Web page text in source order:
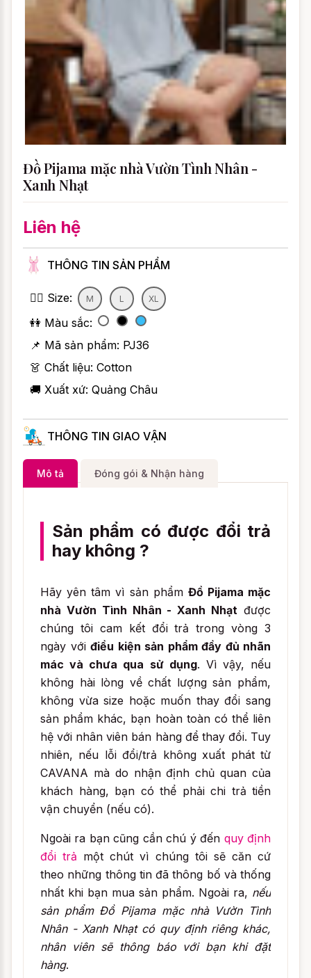
Đồ Pijama mặc nhà Vườn Tình Nhân -
Xanh Nhạt
Liên hệ
THÔNG TIN SẢN PHẨM
👯‍♀️ Size: M L XL
👭 Màu sắc:
📌 Mã sản phẩm: PJ36
👗 Chất liệu: Cotton
🚚 Xuất xứ: Quảng Châu
THÔNG TIN GIAO VẬN
Mô tả Đóng gói & Nhận hàng
Sản phẩm có được đổi trả
hay không ?
Hãy yên tâm vì sản phẩm Đồ Pijama mặc
nhà Vườn Tình Nhân - Xanh Nhạt được
chúng tôi cam kết đổi trả trong vòng 3
ngày với điều kiện sản phẩm đầy đủ nhãn
mác và chưa qua sử dụng. Vì vậy, nếu
không hài lòng về chất lượng sản phẩm,
không vừa size hoặc muốn thay đổi sang
sản phẩm khác, bạn hoàn toàn có thể liên
hệ với nhân viên bán hàng để thay đổi. Tuy
nhiên, nếu lỗi đổi/trả không xuất phát từ
CAVANA mà do nhận định chủ quan của
khách hàng, bạn có thể phải chi trả tiền
vận chuyển (nếu có).
Ngoài ra bạn cũng cần chú ý đến quy định
đổi trả một chút vì chúng tôi sẽ căn cứ
theo những thông tin đã thông bố và thống
nhất khi bạn mua sản phẩm. Ngoài ra, nếu
sản phẩm Đồ Pijama mặc nhà Vườn Tình
Nhân - Xanh Nhạt có quy định riêng khác,
nhân viên sẽ thông báo với bạn khi đặt
hàng.